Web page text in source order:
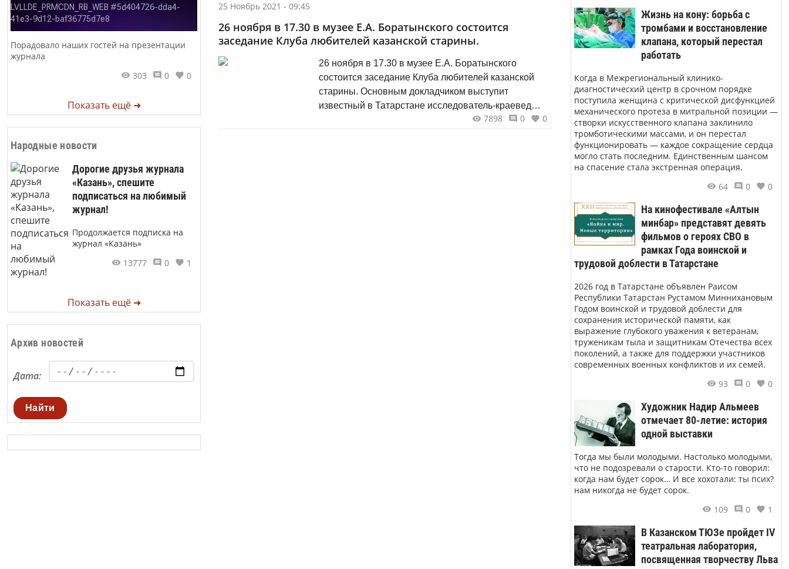
Порадовало наших гостей на презентации
журнала
303
0 0
Показать ещё ➜
Народные новости
Дорогие друзья журнала
«Казань», спешите
подписаться на любимый
журнал!
Продолжается подписка на
журнал «Казань»
13777
0 1
Показать ещё ➜
Архив новостей
Дата:
Найти
Правительства России Михаил Мишустин.
25 Ноябрь 2021 - 09:45
26 ноября в 17.30 в музее Е.А. Боратынского состоится
заседание Клуба любителей казанской старины.
26 ноября в 17.30 в музее Е.А. Боратынского
состоится заседание Клуба любителей казанской
старины. Основным докладчиком выступит
известный в Татарстане исследователь-краевед
Артур Дамирович Тумаков с презентацией своей
7898 0 0
Жизнь на кону: борьба с
тромбами и восстановление
клапана, который перестал
работать
Когда в Межрегиональный клинико-
диагностический центр в срочном порядке
поступила женщина с критической дисфункцией
механического протеза в митральной позиции —
створки искусственного клапана заклинило
тромботическими массами, и он перестал
функционировать — каждое сокращение сердца
могло стать последним. Единственным шансом
на спасение стала экстренная операция.
64
0 0
На кинофестивале «Алтын
минбар» представят девять
фильмов о героях СВО в
рамках Года воинской и
трудовой доблести в Татарстане
2026 год в Татарстане объявлен Раисом
Республики Татарстан Рустамом Миннихановым
Годом воинской и трудовой доблести для
сохранения исторической памяти, как
выражение глубокого уважения к ветеранам,
труженикам тыла и защитникам Отечества всех
поколений, а также для поддержки участников
современных военных конфликтов и их семей.
93
0 0
Художник Надир Альмеев
отмечает 80-летие: история
одной выставки
Тогда мы были молодыми. Настолько молодыми,
что не подозревали о старости. Кто-то говорил:
когда нам будет сорок… И все хохотали: ты псих?
нам никогда не будет сорок.
109
0 1
В Казанском ТЮЗе пройдет IV
театральная лаборатория,
посвященная творчеству Льва